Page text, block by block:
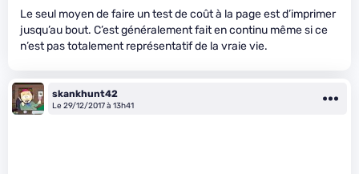
Le seul moyen de faire un test de coût à la page est d’imprimer
jusqu’au bout. C’est généralement fait en continu même si ce
n’est pas totalement représentatif de la vraie vie.
skankhunt42
Le 29/12/2017 à 13h41